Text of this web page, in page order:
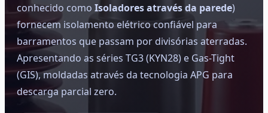
conhecido como Isoladores através da parede)
fornecem isolamento elétrico confiável para
barramentos que passam por divisórias aterradas.
Apresentando as séries TG3 (KYN28) e Gas-Tight
(GIS), moldadas através da tecnologia APG para
descarga parcial zero.